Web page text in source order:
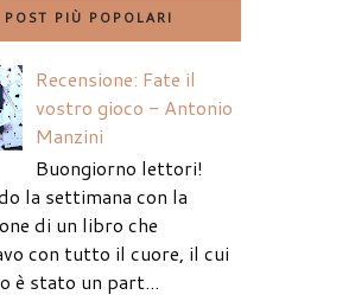
POST PIÙ POPOLARI
Recensione: Fate il
vostro gioco - Antonio
Manzini
Buongiorno lettori!
la settimana con la
di un libro che
con tutto il cuore, il cui
è stato un part...